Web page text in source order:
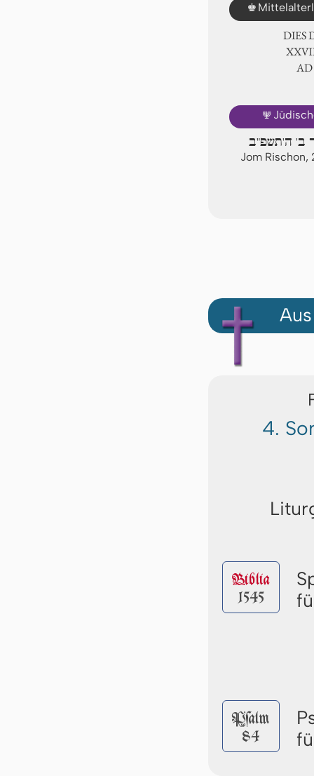
♚
DIES
ⅩⅩⅦ.
🕎
ב' ה'תשפ"ב
Jom Rischon,
4.
Biblia
1545
Pſalm
84